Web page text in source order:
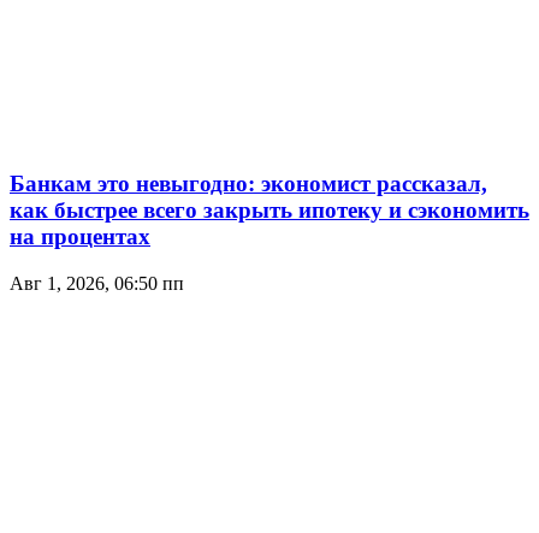
Банкам это невыгодно: экономист рассказал,
как быстрее всего закрыть ипотеку и сэкономить
на процентах
Авг 1, 2026, 06:50 пп